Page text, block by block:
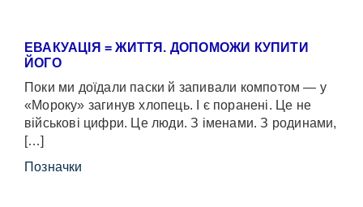
ЕВАКУАЦІЯ = ЖИТТЯ. ДОПОМОЖИ КУПИТИ
ЙОГО
Поки ми доїдали паски й запивали компотом — у
«Мороку» загинув хлопець. І є поранені. Це не
військові цифри. Це люди. З іменами. З родинами,
[…]
Позначки